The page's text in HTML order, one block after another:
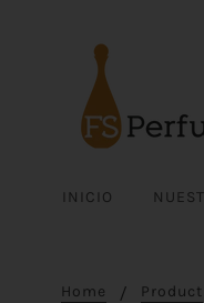
INICIO
Home Product